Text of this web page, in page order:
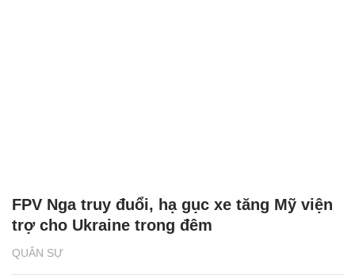
QUÂN SỰ
FPV Nga truy đuổi, hạ gục xe tăng Mỹ viện
trợ cho Ukraine trong đêm